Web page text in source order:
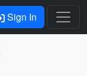
Sign In